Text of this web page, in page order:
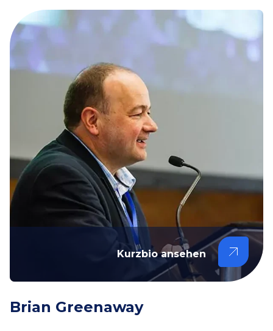
Kurzbio ansehen
Brian Greenaway